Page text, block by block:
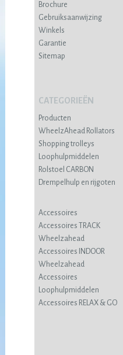
Brochure
Gebruiksaanwijzing
Winkels
Garantie
Sitemap
CATEGORIEËN
Producten
WheelzAhead Rollators
Shopping trolleys
Loophulpmiddelen
Rolstoel CARBON
Drempelhulp en rijgoten
Accessoires
Accessoires TRACK
Wheelzahead
Accessoires INDOOR
Wheelzahead
Accessoires
Loophulpmiddelen
Accessoires RELAX & GO